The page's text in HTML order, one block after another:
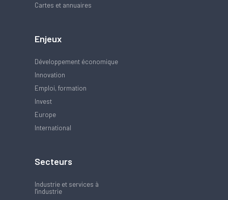
Cartes et annuaires
Enjeux
Développement économique
Innovation
Emploi, formation
Invest
Europe
International
Secteurs
Industrie et services à
l'industrie